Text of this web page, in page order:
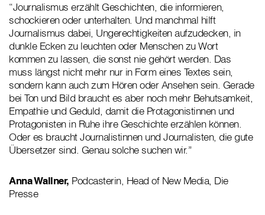
“Journalismus erzählt Geschichten, die informieren,
schockieren oder unterhalten. Und manchmal hilft
Journalismus dabei, Ungerechtigkeiten aufzudecken, in
dunkle Ecken zu leuchten oder Menschen zu Wort
kommen zu lassen, die sonst nie gehört werden. Das
muss längst nicht mehr nur in Form eines Textes sein,
sondern kann auch zum Hören oder Ansehen sein. Gerade
bei Ton und Bild braucht es aber noch mehr Behutsamkeit,
Empathie und Geduld, damit die Protagonistinnen und
Protagonisten in Ruhe ihre Geschichte erzählen können.
Oder es braucht Journalistinnen und Journalisten, die gute
Übersetzer sind. Genau solche suchen wir.”
Anna Wallner, Podcasterin, Head of New Media, Die
Presse